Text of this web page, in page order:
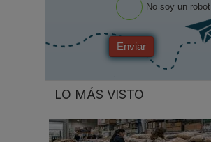
No soy un robot
Enviar
LO MÁS VISTO